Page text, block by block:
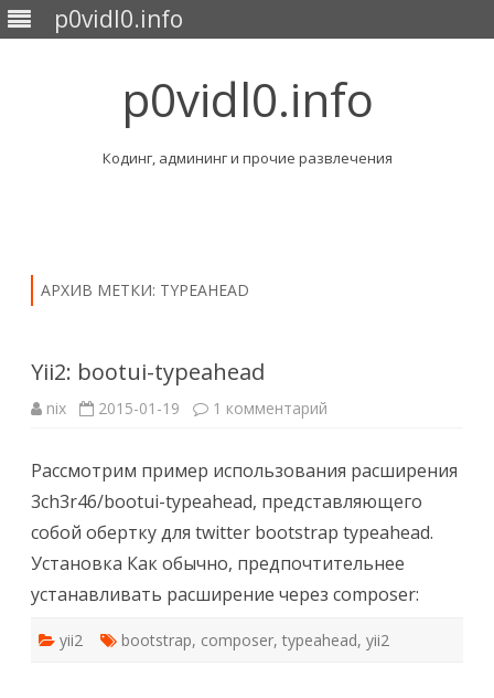
p0vidl0.info
p0vidl0.info
Кодинг, админинг и прочие развлечения
АРХИВ МЕТКИ: TYPEAHEAD
Yii2: bootui-typeahead
nix 2015-01-19 1 комментарий
typeahead
Рассмотрим пример использования расширения
3ch3r46/bootui-typeahead, представляющего
собой обертку для twitter bootstrap typeahead.
Установка Как обычно, предпочтительнее
устанавливать расширение через composer:
yii2 bootstrap, composer, typeahead, yii2